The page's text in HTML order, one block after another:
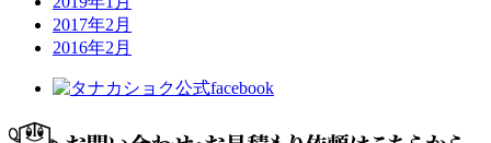
2017年2月
2016年2月